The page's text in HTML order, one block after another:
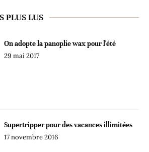
PLUS LUS
On adopte la panoplie wax pour l'été
29 mai 2017
Supertripper pour des vacances illimitées
17 novembre 2016